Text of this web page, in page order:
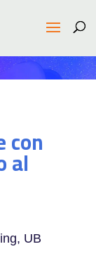
con
al
UB